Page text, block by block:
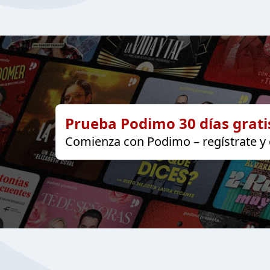
Prueba Podimo 30 días
Comienza con Podimo – regístrate